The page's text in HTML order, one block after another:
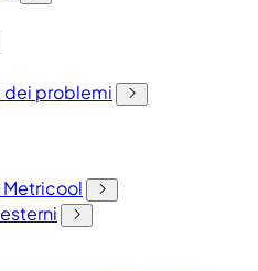
dei problemi
Metricool